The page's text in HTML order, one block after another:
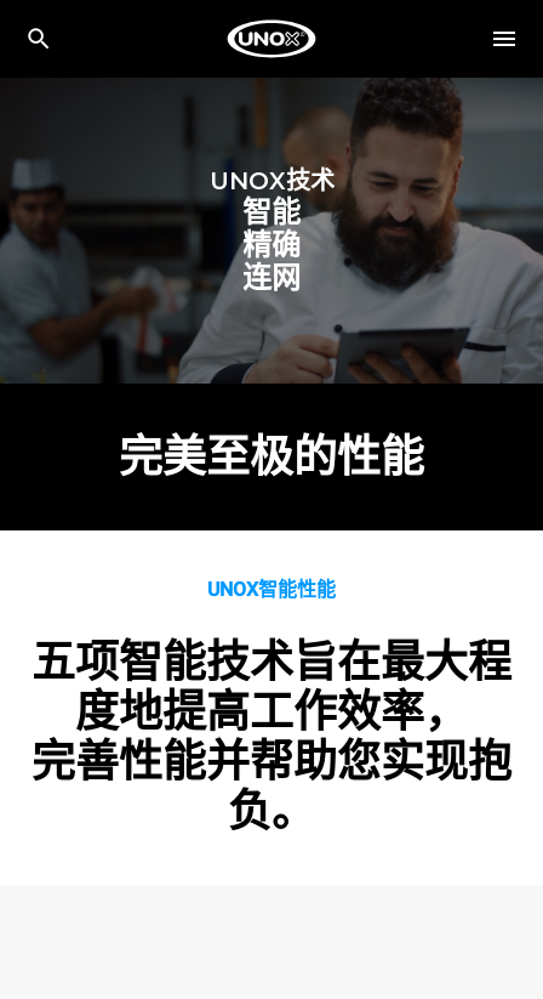
UNOX技术
智能
精确
连网
完美至极的性能
UNOX智能性能
五项智能技术旨在最大程
度地提高工作效率，
完善性能并帮助您实现抱
负。